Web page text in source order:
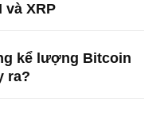
và XRP
kể lượng Bitcoin
ra?